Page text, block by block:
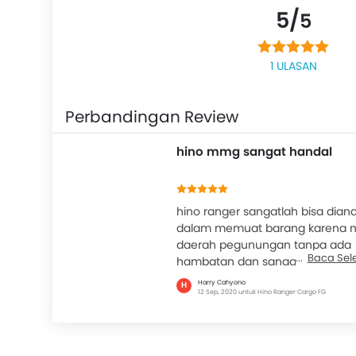
5/5
1 ULASAN
Perbandingan Review
hino mmg sangat handal
hino ranger sangatlah bisa
dalam memuat barang karena
daerah pegunungan tanpa ada
hambatan dan sangat
bbm tidak...
Baca
H
Harry Cahyono
12 Sep, 2020 untuk Hino Ranger Cargo FG